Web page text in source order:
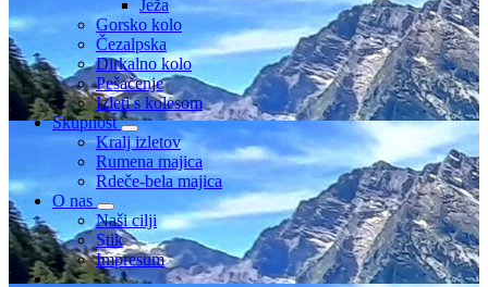
Ježa
Gorsko kolo
Čezalpska
Dirkalno kolo
Pešačenje
Izleti s kolesom
Skupnost
Kralj izletov
Rumena majica
Rdeče-bela majica
O nas
Naši cilji
Stik
Impresum